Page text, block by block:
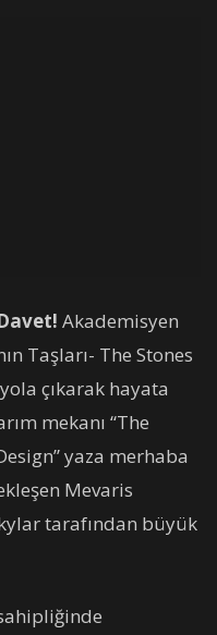
Akademisyen
Taşları- The Stones
çıkarak hayata
mekanı “The
yaza merhaba
Mevaris
tarafından büyük